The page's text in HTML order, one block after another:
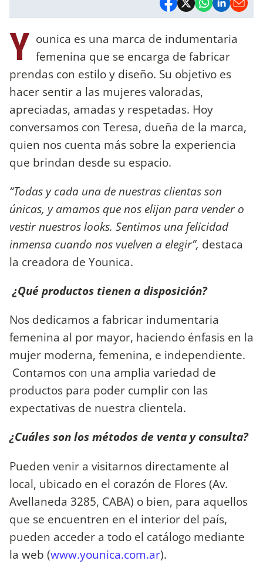
Y ounica es una marca de indumentaria
femenina que se encarga de fabricar
prendas con estilo y diseño. Su objetivo es
hacer sentir a las mujeres valoradas,
apreciadas, amadas y respetadas. Hoy
conversamos con Teresa, dueña de la marca,
quien nos cuenta más sobre la experiencia
que brindan desde su espacio.
“Todas y cada una de nuestras clientas son
únicas, y amamos que nos elijan para vender o
vestir nuestros looks. Sentimos una felicidad
inmensa cuando nos vuelven a elegir”, destaca
la creadora de Younica.
¿Qué productos tienen a disposición?
Nos dedicamos a fabricar indumentaria
femenina al por mayor, haciendo énfasis en la
mujer moderna, femenina, e independiente.
Contamos con una amplia variedad de
productos para poder cumplir con las
expectativas de nuestra clientela.
¿Cuáles son los métodos de venta y consulta?
Pueden venir a visitarnos directamente al
local, ubicado en el corazón de Flores (Av.
Avellaneda 3285, CABA) o bien, para aquellos
que se encuentren en el interior del país,
pueden acceder a todo el catálogo mediante
la web (www.younica.com.ar).